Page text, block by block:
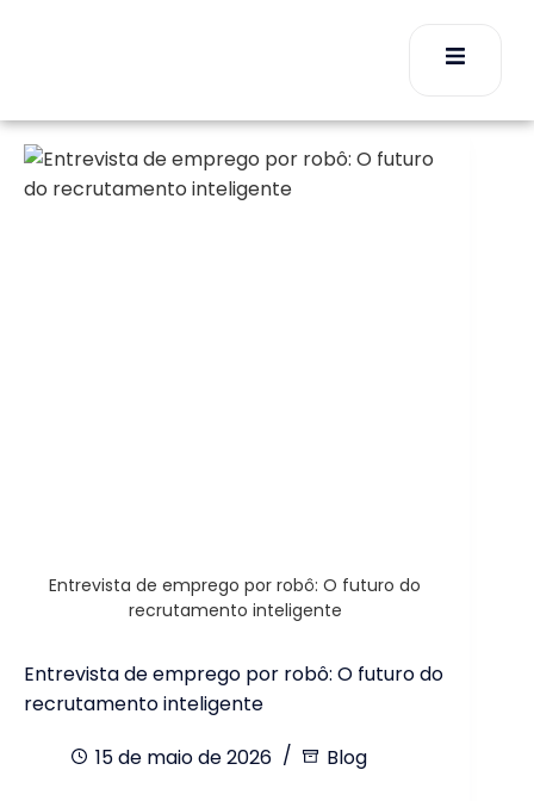
Entrevista de emprego por robô: O futuro do
recrutamento inteligente
Entrevista de emprego por robô: O futuro do
recrutamento inteligente
15 de maio de 2026
Blog